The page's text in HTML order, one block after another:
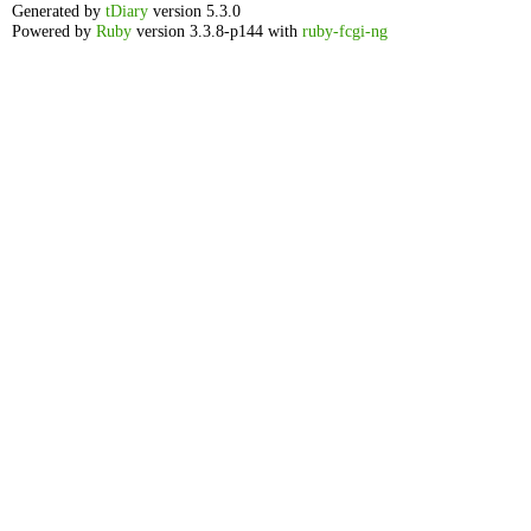
Generated by tDiary version 5.3.0
Powered by Ruby version 3.3.8-p144 with ruby-fcgi-ng